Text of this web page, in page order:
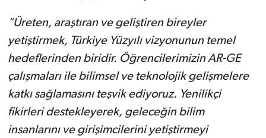
"Üreten, araştıran ve geliştiren bireyler
yetiştirmek, Türkiye Yüzyılı vizyonunun temel
hedeflerinden biridir. Öğrencilerimizin AR-GE
çalışmaları ile bilimsel ve teknolojik gelişmelere
katkı sağlamasını teşvik ediyoruz. Yenilikçi
fikirleri destekleyerek, geleceğin bilim
insanlarını ve girişimcilerini yetiştirmeyi